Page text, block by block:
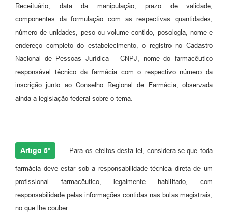
Receituário, data da manipulação, prazo de validade,
componentes da formulação com as respectivas quantidades,
número de unidades, peso ou volume contido, posologia, nome e
endereço completo do estabelecimento, o registro no Cadastro
Nacional de Pessoas Jurídica – CNPJ, nome do farmacêutico
responsável técnico da farmácia com o respectivo número da
inscrição junto ao Conselho Regional de Farmácia, observada
ainda a legislação federal sobre o tema.
Artigo 5º - Para os efeitos desta lei, considera-se que toda
farmácia deve estar sob a responsabilidade técnica direta de um
profissional farmacêutico, legalmente habilitado, com
responsabilidade pelas informações contidas nas bulas magistrais,
no que lhe couber.